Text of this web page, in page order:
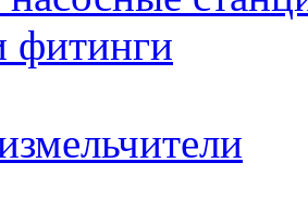
фитинги